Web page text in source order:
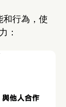
和行為，使
：